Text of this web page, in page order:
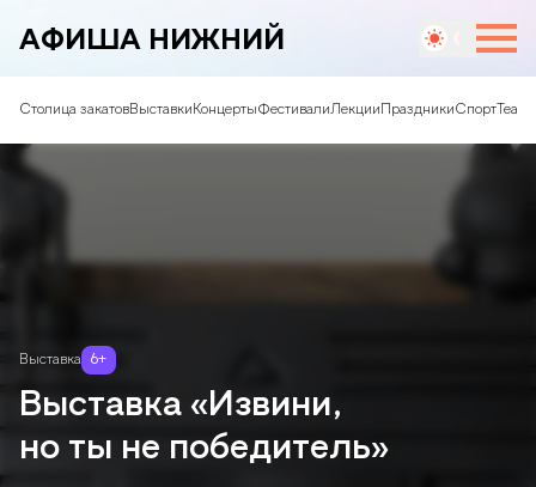
АФИША НИЖНИЙ
Столица закатовВыставкиКонцертыФестивалиЛекции ПраздникиСпорт
Выставка 6+
Выставка «Извини,
но ты не победитель»